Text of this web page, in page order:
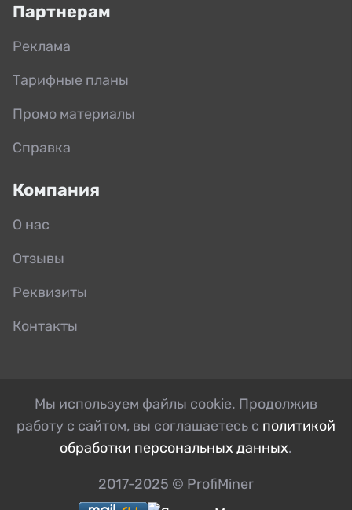
Партнерам
Реклама
Тарифные планы
Промо материалы
Справка
Компания
О нас
Отзывы
Реквизиты
Контакты
Мы используем файлы cookie. Продолжив
работу с сайтом, вы соглашаетесь с политикой
обработки персональных данных.
2017-2025 © ProfiMiner